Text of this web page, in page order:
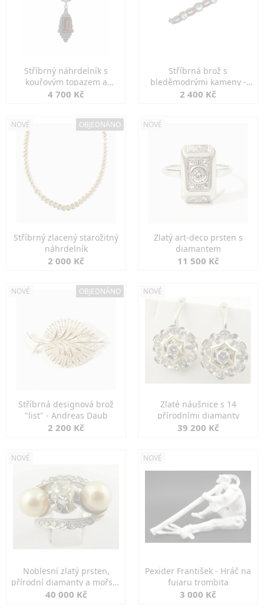
Stříbrný náhrdelník s
kouřovým topazem a
markazity
4 700 Kč
Stříbrná brož s
bleděmodrými kameny -
jemná elegance
2 400 Kč
NOVÉ OBJEDNÁNO
Stříbrný zlacený starožitný
náhrdelník
2 000 Kč
NOVÉ
Zlatý art-deco prsten s
diamantem
11 500 Kč
NOVÉ OBJEDNÁNO
Stříbrná designová brož
"list" - Andreas Daub
2 200 Kč
NOVÉ
Zlaté náušnice s 14
přírodními diamanty
39 200 Kč
NOVÉ
Noblesní zlatý prsten,
přírodní diamanty a mořské
perly
40 000 Kč
NOVÉ
Pexider František - Hráč na
fujaru trombita
3 000 Kč